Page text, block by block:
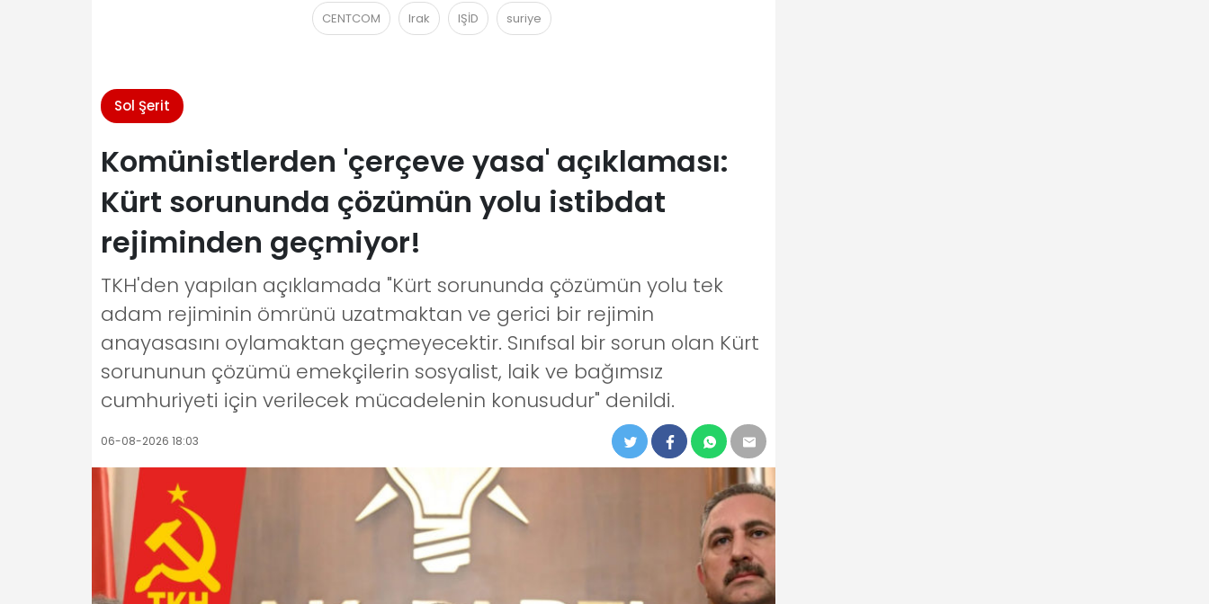
CENTCOM Irak IŞİD suriye
Sol Şerit
Komünistlerden 'çerçeve yasa' açıklaması:
Kürt sorununda çözümün yolu istibdat
rejiminden geçmiyor!
TKH'den yapılan açıklamada "Kürt sorununda çözümün yolu tek
adam rejiminin ömrünü uzatmaktan ve gerici bir rejimin
anayasasını oylamaktan geçmeyecektir. Sınıfsal bir sorun olan Kürt
sorununun çözümü emekçilerin sosyalist, laik ve bağımsız
cumhuriyeti için verilecek mücadelenin konusudur" denildi.
06-08-2026 18:03